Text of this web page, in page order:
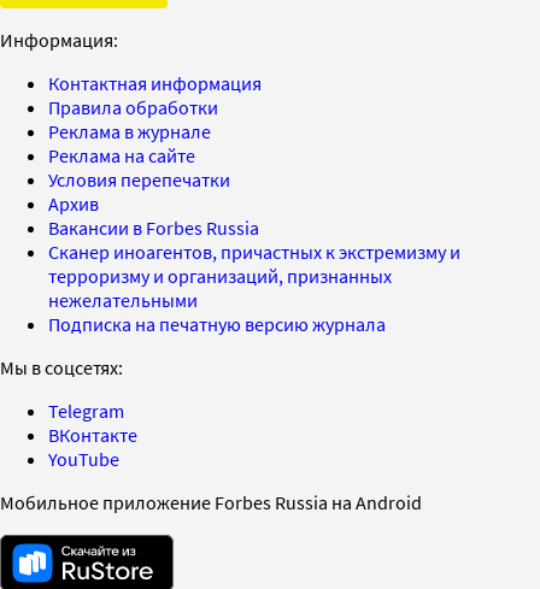
Информация:
Контактная информация
Правила обработки
Реклама в журнале
Реклама на сайте
Условия перепечатки
Архив
Вакансии в Forbes Russia
Сканер иноагентов, причастных к экстремизму и
терроризму и организаций, признанных
нежелательными
Подписка на печатную версию журнала
Мы в соцсетях:
Telegram
ВКонтакте
YouTube
Мобильное приложение Forbes Russia на Android